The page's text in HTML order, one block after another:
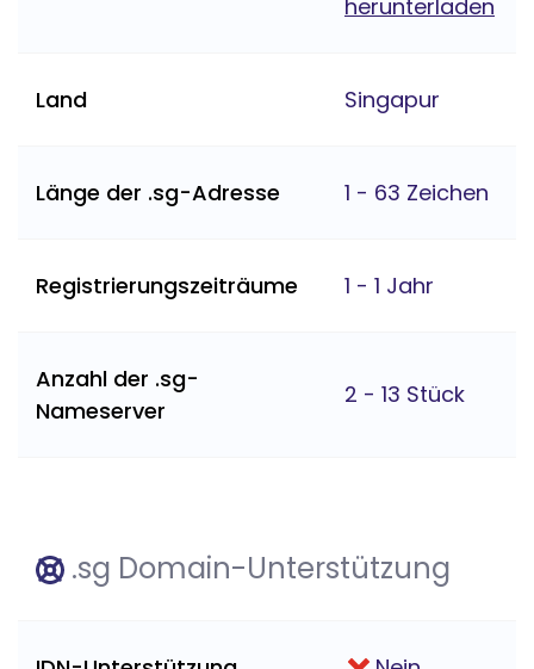
herunterladen
Land Singapur
Länge der .sg-Adresse 1 - 63 Zeichen
Registrierungszeiträume 1 - 1 Jahr
Anzahl der .sg-
Nameserver
2 - 13 Stück
.sg Domain-Unterstützung